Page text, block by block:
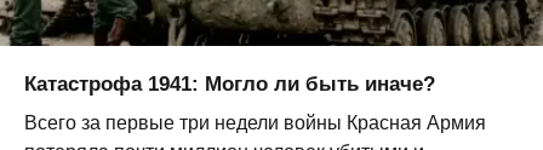
Катастрофа 1941: Могло ли быть иначе?
Всего за первые три недели войны Красная Армия